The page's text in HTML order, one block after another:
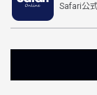
Safari公